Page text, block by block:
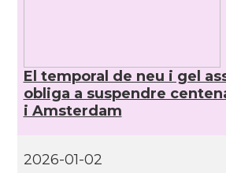
El temporal de neu i gel
obliga a suspendre
i Amsterdam
2026-01-02